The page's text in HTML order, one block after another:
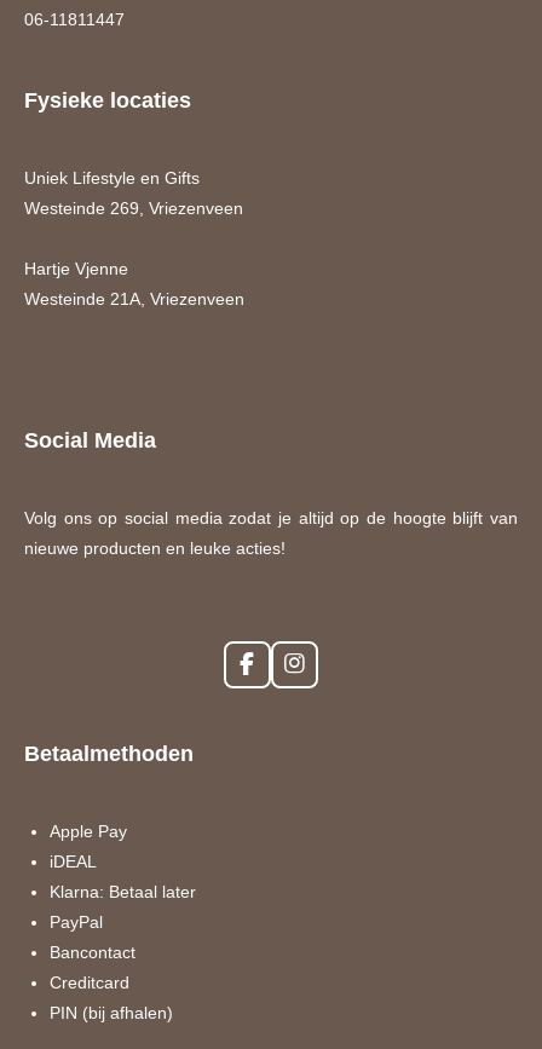
06-11811447
Fysieke locaties
Uniek Lifestyle en Gifts
Westeinde 269, Vriezenveen
Hartje Vjenne
Westeinde 21A, Vriezenveen
Social Media
Volg ons op social media zodat je altijd op de hoogte blijft van
nieuwe producten en leuke acties!
F
a
I
n
Betaalmethoden
Apple Pay
iDEAL
Klarna: Betaal later
PayPal
Bancontact
Creditcard
PIN (bij afhalen)